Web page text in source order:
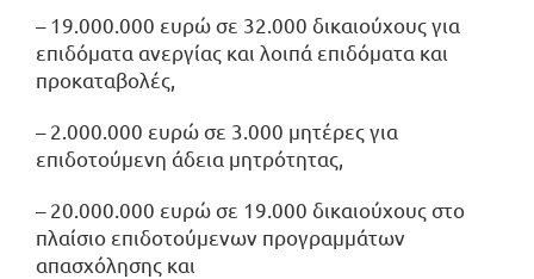
– 19.000.000 ευρώ σε 32.000 δικαιούχους για
επιδόματα ανεργίας και λοιπά επιδόματα και
προκαταβολές,
– 2.000.000 ευρώ σε 3.000 μητέρες για
επιδοτούμενη άδεια μητρότητας,
– 20.000.000 ευρώ σε 19.000 δικαιούχους στο
πλαίσιο επιδοτούμενων προγραμμάτων
απασχόλησης και